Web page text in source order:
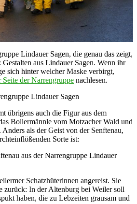
Lindauer Sagen, die genau das zeigt,
aus Lindauer Sagen. Wenn ihr
sich hinter welcher Maske verbirgt,
Seite der Narrengruppe nachlesen.
übrigens auch die Figur aus dem
Bollermännle vom Motzacher Wald und
als der Geist von der Senftenau,
Sorte ist:
Schatzhüterinnen angereist. Sie
zurück: In der Altenburg bei Weiler soll
haben, die zu Lebzeiten grausam und